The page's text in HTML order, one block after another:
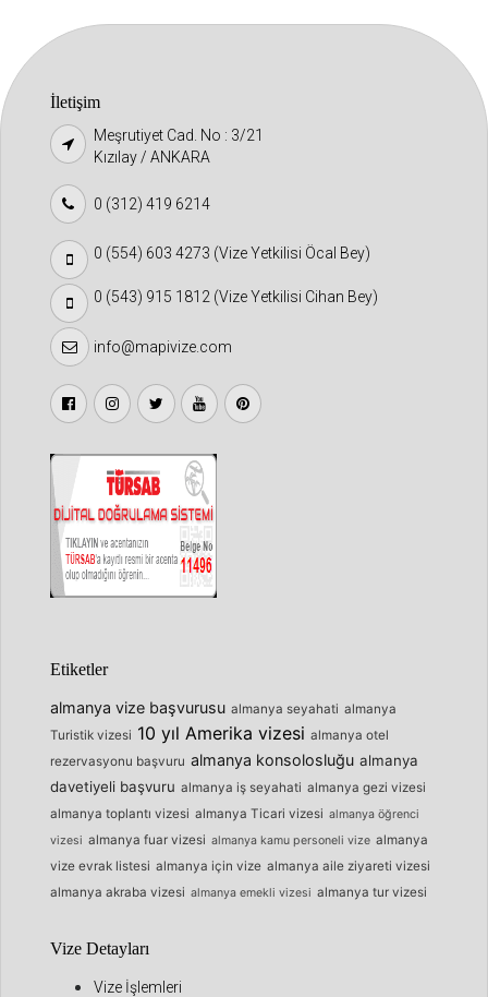
İletişim
Meşrutiyet Cad. No : 3/21
Kızılay / ANKARA
0 (312) 419 6214
0 (554) 603 4273 (Vize Yetkilisi Öcal Bey)
0 (543) 915 1812 (Vize Yetkilisi Cihan Bey)
info@mapivize.com
Etiketler
almanya vize başvurusu almanya seyahati almanya
Turistik vizesi 10 yıl Amerika vizesi almanya otel
rezervasyonu başvuru almanya konsolosluğu almanya
davetiyeli başvuru almanya iş seyahati almanya gezi vizesi
almanya toplantı vizesi almanya Ticari vizesi almanya öğrenci
vizesi almanya fuar vizesi almanya kamu personeli vize almanya
vize evrak listesi almanya için vize almanya aile ziyareti vizesi
almanya akraba vizesi almanya emekli vizesi almanya tur vizesi
Vize Detayları
Vize İşlemleri